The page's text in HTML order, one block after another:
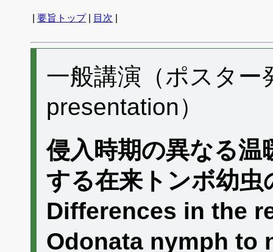
要旨トップ| 目次
一般講演（ポスタ
presentation）
侵入時期の異なる温
する在来トンボ幼
Differences in the
Odonata nymph to